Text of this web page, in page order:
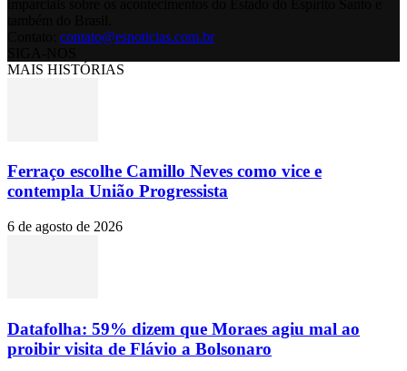
contato@esnoticias.com.br
MAIS HISTÓRIAS
Ferraço escolhe Camillo Neves como vice e
contempla União Progressista
6 de agosto de 2026
Datafolha: 59% dizem que Moraes agiu mal ao
proibir visita de Flávio a Bolsonaro